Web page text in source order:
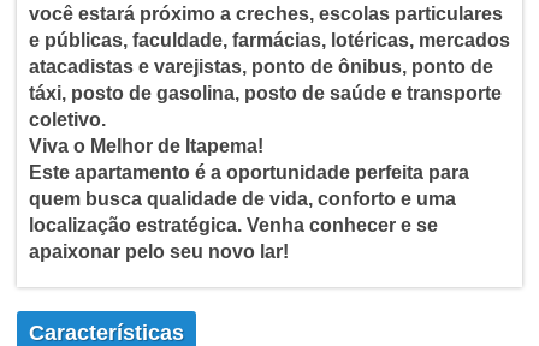
você estará próximo a creches, escolas particulares
e públicas, faculdade, farmácias, lotéricas, mercados
atacadistas e varejistas, ponto de ônibus, ponto de
táxi, posto de gasolina, posto de saúde e transporte
coletivo.
Viva o Melhor de Itapema!
Este apartamento é a oportunidade perfeita para
quem busca qualidade de vida, conforto e uma
localização estratégica. Venha conhecer e se
apaixonar pelo seu novo lar!
Características